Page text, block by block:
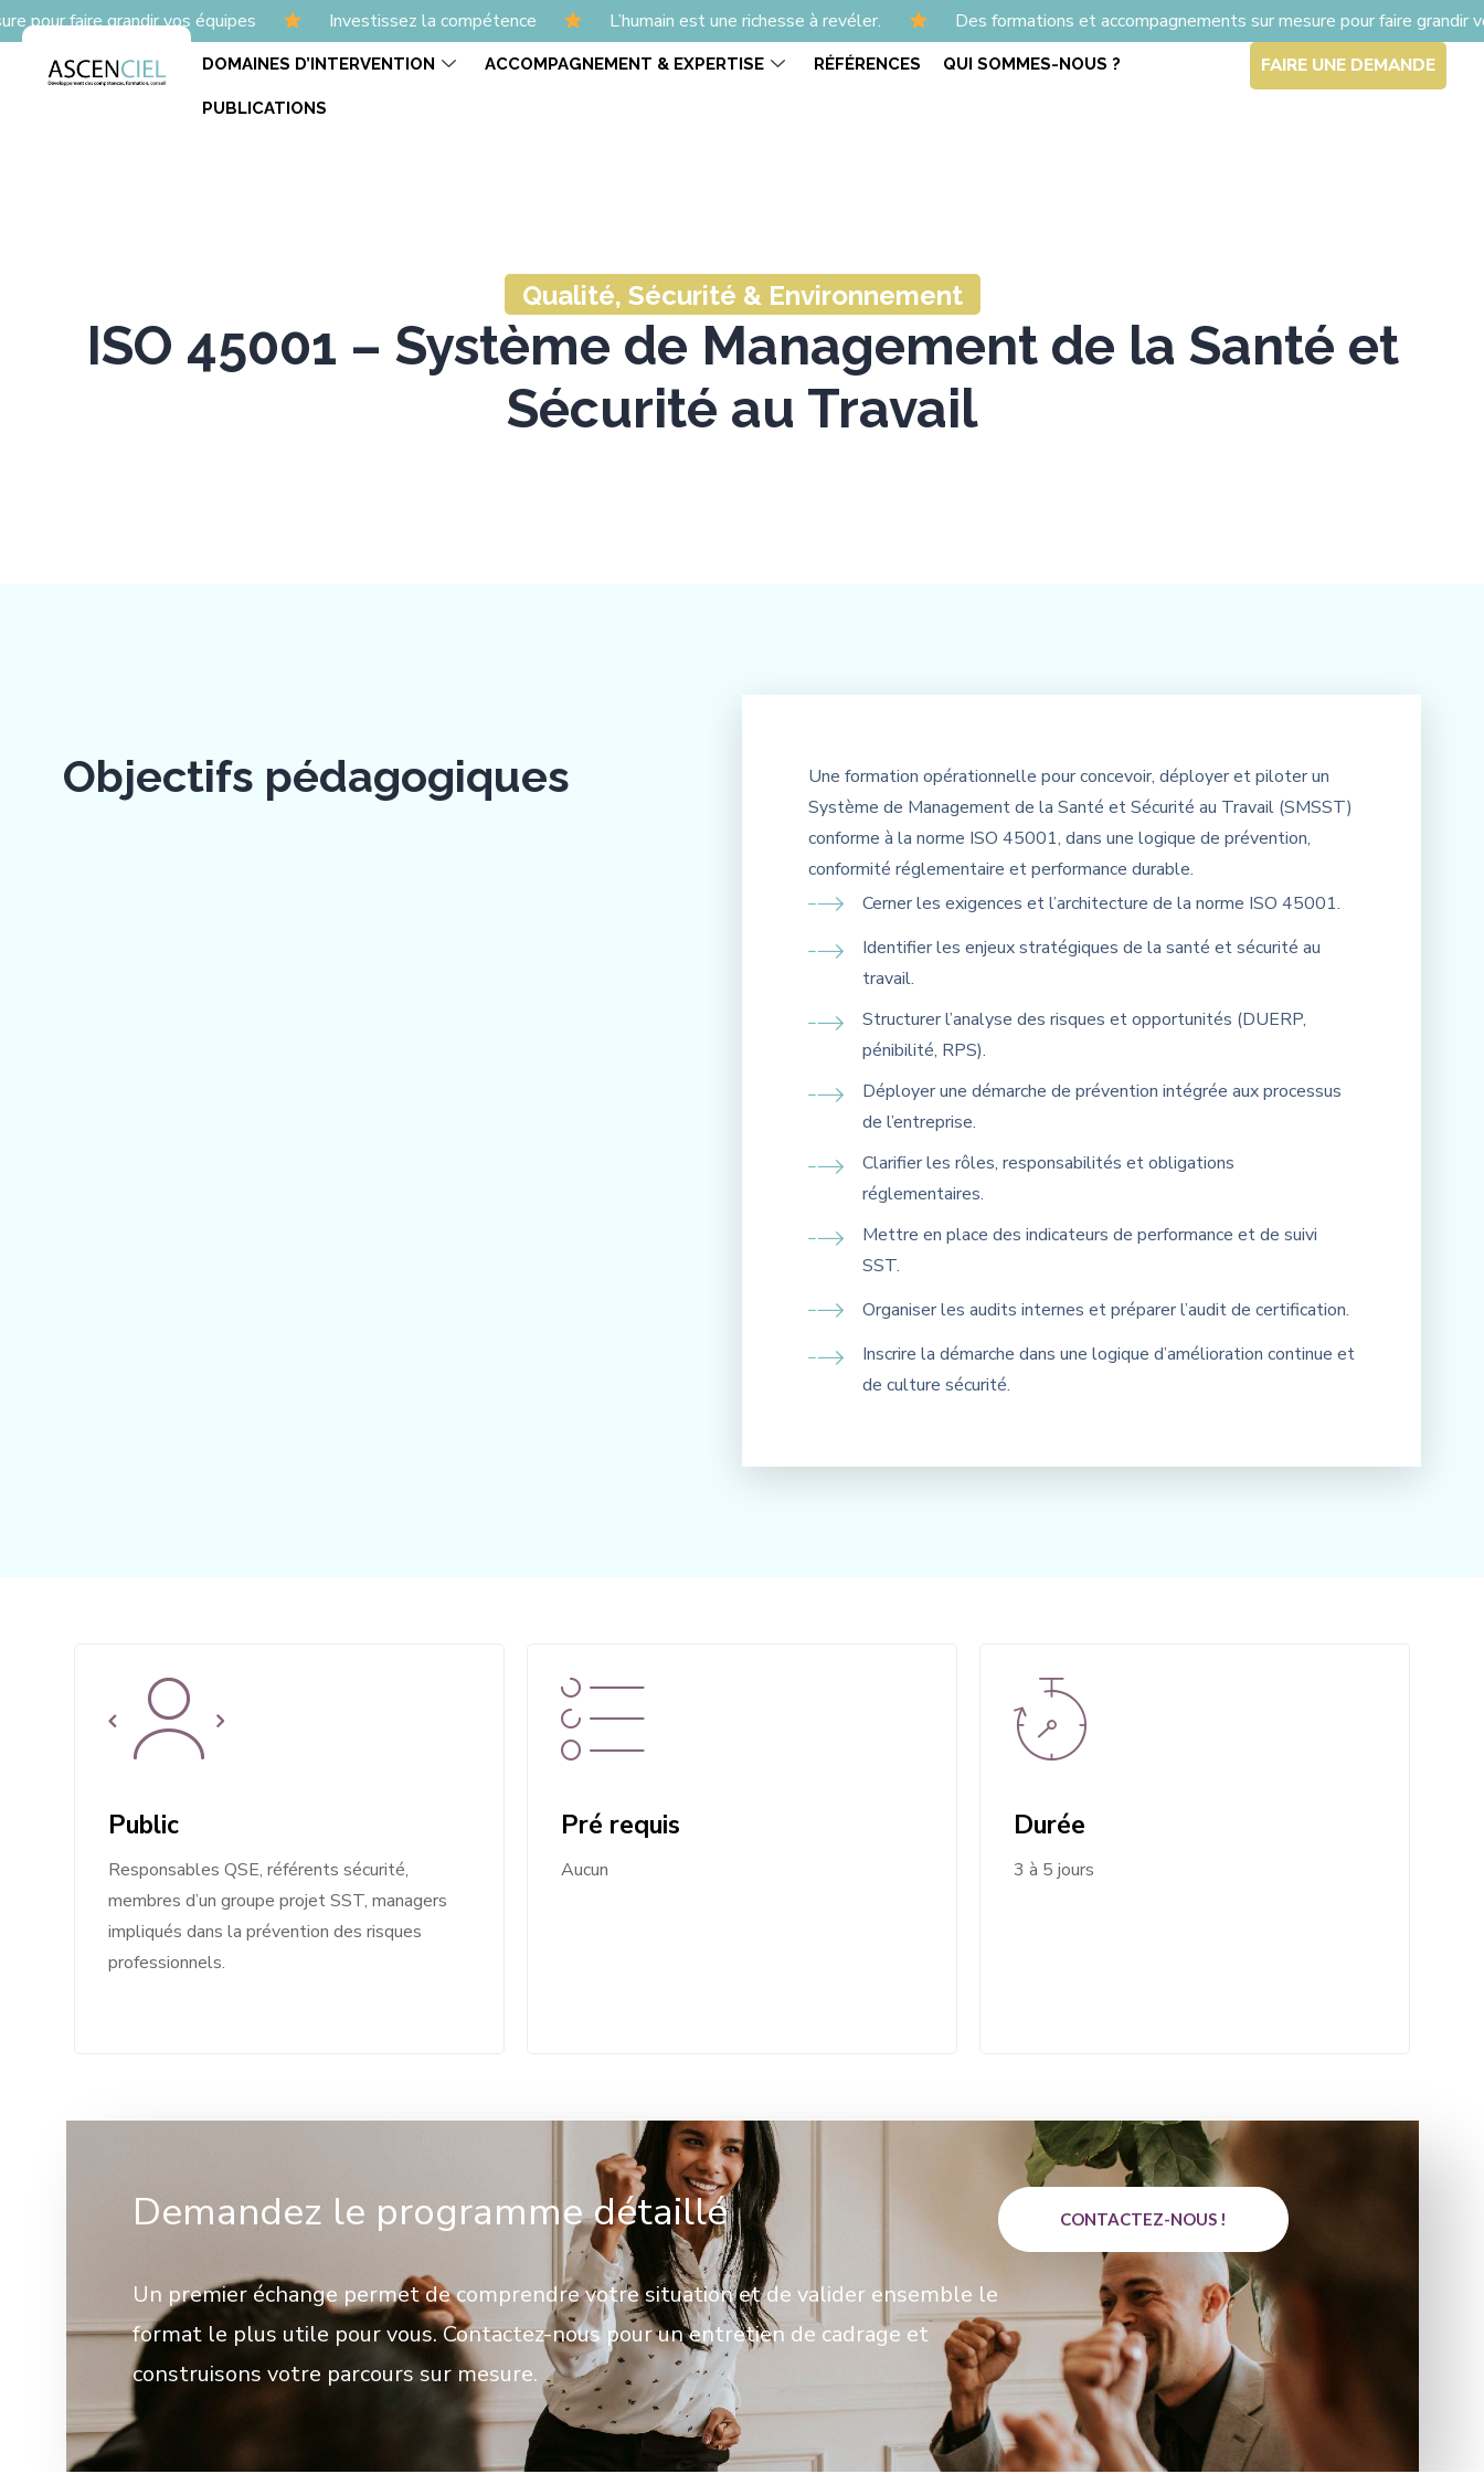
grandir vos équipes Investissez la compétence L’humain est une richesse à revéler. Des formations et accompagnements sur mesure pour faire grandir vos
DOMAINES D’INTERVENTION ACCOMPAGNEMENT & EXPERTISE RÉFÉRENCES QUI SOMMES-NOUS ?
PUBLICATIONS
FAIRE UNE DEMANDE
Qualité, Sécurité & Environnement
ISO 45001 – Système de Management de la Santé et
Sécurité au Travail
Objectifs pédagogiques
Une formation opérationnelle pour concevoir, déployer et piloter un
Système de Management de la Santé et Sécurité au Travail (SMSST)
conforme à la norme ISO 45001, dans une logique de prévention,
conformité réglementaire et performance durable.
Cerner les exigences et l’architecture de la norme ISO 45001.
Identifier les enjeux stratégiques de la santé et sécurité au
travail.
Structurer l’analyse des risques et opportunités (DUERP,
pénibilité, RPS).
Déployer une démarche de prévention intégrée aux processus
de l’entreprise.
Clarifier les rôles, responsabilités et obligations
réglementaires.
Mettre en place des indicateurs de performance et de suivi
SST.
Organiser les audits internes et préparer l’audit de certification.
Inscrire la démarche dans une logique d’amélioration continue et
de culture sécurité.
Public
Responsables QSE, référents sécurité,
membres d’un groupe projet SST, managers
impliqués dans la prévention des risques
professionnels.
Pré requis
Aucun
Durée
3 à 5 jours
Demandez le programme détaillé
Un premier échange permet de comprendre votre situation et de valider ensemble le
format le plus utile pour vous. Contactez-nous pour un entretien de cadrage et
construisons votre parcours sur mesure.
CONTACTEZ-NOUS !